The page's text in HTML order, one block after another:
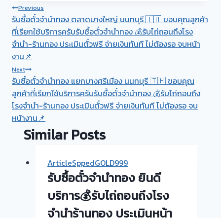
Post
navigation
Previous
รับซื้อตั๋วจำนำทอง ตลาดบางใหญ่ นนทบุรี 🇹🇭 ขอบคุณลูกค้า
ที่เรียกใช้บริการครับรับซื้อตั๋วจำนำทอง 💰รับไถ่ถอนถึงโรง
จำนำ-ร้านทอง ประเมินตั๋วฟรี จ่ายเงินทันที ไม่ต้องรอ จบหน้า
งาน📌
Next
รับซื้อตั๋วจำนำทอง แยกบางศรีเมือง นนทบุรี 🇹🇭 ขอบคุณ
ลูกค้าที่เรียกใช้บริการครับรับซื้อตั๋วจำนำทอง 💰รับไถ่ถอนถึง
โรงจำนำ-ร้านทอง ประเมินตั๋วฟรี จ่ายเงินทันที ไม่ต้องรอ จบ
หน้างาน📌
Similar Posts
ArticleSppedGOLD999
รับซื้อตั๋วจำนำทอง ยินดี
บริการ💰รับไถ่ถอนถึงโรง
จำนำร้านทอง ประเมินหน้า